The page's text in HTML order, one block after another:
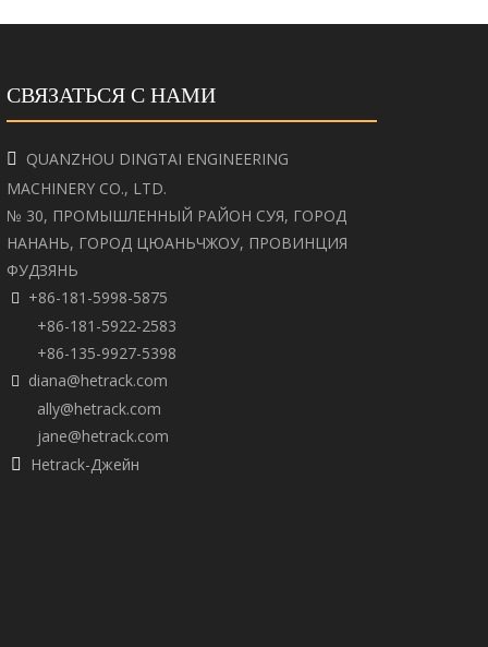
СВЯЗАТЬСЯ С НАМИ

QUANZHOU DINGTAI ENGINEERING
MACHINERY CO., LTD.
№ 30, ПРОМЫШЛЕННЫЙ РАЙОН СУЯ, ГОРОД
НАНАНЬ, ГОРОД ЦЮАНЬЧЖОУ, ПРОВИНЦИЯ
ФУДЗЯНЬ

+86-181-5998-5875
+86-181-5922-2583
+86-135-9927-5398

diana@hetrack.com
ally@hetrack.com
jane@hetrack.com
 Hetrack-Джейн